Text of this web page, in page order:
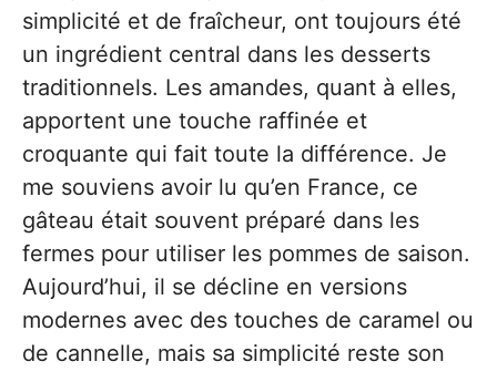
simplicité et de fraîcheur, ont toujours été
un ingrédient central dans les desserts
traditionnels. Les amandes, quant à elles,
apportent une touche raffinée et
croquante qui fait toute la différence. Je
me souviens avoir lu qu’en France, ce
gâteau était souvent préparé dans les
fermes pour utiliser les pommes de saison.
Aujourd’hui, il se décline en versions
modernes avec des touches de caramel ou
de cannelle, mais sa simplicité reste son